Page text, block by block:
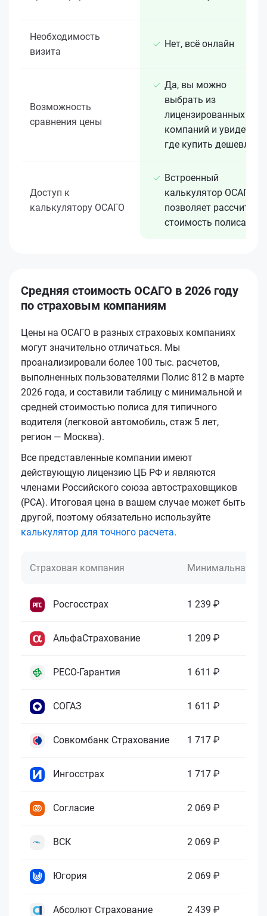
Необходимость
визита
Нет, всё онлайн
Возможность
сравнения цены
Да, вы можно
выбрать из
лицензированных 15+
компаний и увидеть,
где купить дешевле
Доступ к
калькулятору ОСАГО
Встроенный
калькулятор ОСАГО
позволяет рассчитать
стоимость полиса
Средняя стоимость ОСАГО в 2026 году
по страховым компаниям
Цены на ОСАГО в разных страховых компаниях
могут значительно отличаться. Мы
проанализировали более 100 тыс. расчетов,
выполненных пользователями Полис 812 в марте
2026 года, и составили таблицу с минимальной и
средней стоимостью полиса для типичного
водителя (легковой автомобиль, стаж 5 лет,
регион — Москва).
Все представленные компании имеют
действующую лицензию ЦБ РФ и являются
членами Российского союза автостраховщиков
(РСА). Итоговая цена в вашем случае может быть
другой, поэтому обязательно используйте
калькулятор для точного расчета.
Страховая компания Минимальная
Росгосстрах 1 239 ₽
АльфаСтрахование 1 209 ₽
РЕСО-Гарантия 1 611 ₽
СОГАЗ 1 611 ₽
Совкомбанк Страхование 1 717 ₽
Ингосстрах 1 717 ₽
Согласие 2 069 ₽
ВСК 2 069 ₽
Югория 2 069 ₽
Абсолют Страхование 2 439 ₽